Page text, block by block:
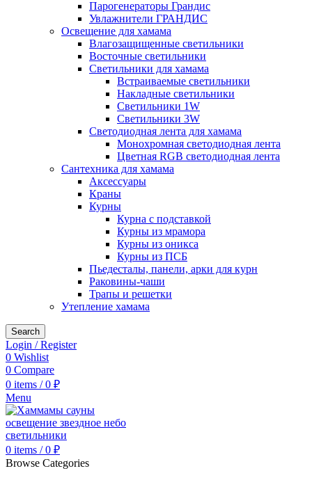
Парогенераторы Грандис
Увлажнители ГРАНДИС
Освещение для хамама
Влагозащищенные светильники
Восточные светильники
Светильники для хамама
Встраиваемые светильники
Накладные светильники
Светильники 1W
Светильники 3W
Светодиодная лента для хамама
Монохромная светодиодная лента
Цветная RGB светодиодная лента
Сантехника для хамама
Аксессуары
Краны
Курны
Курна с подставкой
Курны из мрамора
Курны из оникса
Курны из ПСБ
Пьедесталы, панели, арки для курн
Раковины-чаши
Трапы и решетки
Утепление хамама
Search
Login / Register
0 Wishlist
0 Compare
0 items / 0 ₽
Menu
0 items / 0 ₽
Browse Categories